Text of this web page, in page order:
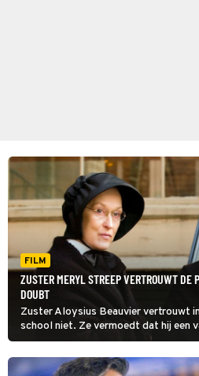
FILM
ZUSTER MERYL STREEP VERTROUWT DE
DOUBT
Zuster Aloysius Beauvier vertrouwt
school niet. Ze vermoedt dat hij een
Kloppen die vermoedens?